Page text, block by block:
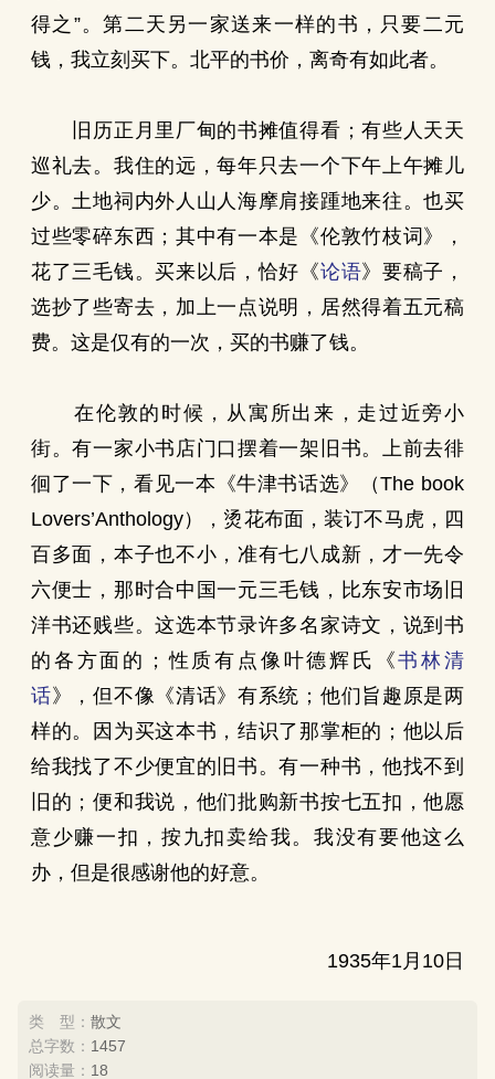
得之”。第二天另一家送来一样的书，只要二元
钱，我立刻买下。北平的书价，离奇有如此者。
旧历正月里厂甸的书摊值得看；有些人天天
巡礼去。我住的远，每年只去一个下午上午摊儿
少。土地祠内外人山人海摩肩接踵地来往。也买
过些零碎东西；其中有一本是《伦敦竹枝词》，
花了三毛钱。买来以后，恰好《论语》要稿子，
选抄了些寄去，加上一点说明，居然得着五元稿
费。这是仅有的一次，买的书赚了钱。
在伦敦的时候，从寓所出来，走过近旁小
街。有一家小书店门口摆着一架旧书。上前去徘
徊了一下，看见一本《牛津书话选》（The book
Lovers’Anthology），烫花布面，装订不马虎，四
百多面，本子也不小，准有七八成新，才一先令
六便士，那时合中国一元三毛钱，比东安市场旧
洋书还贱些。这选本节录许多名家诗文，说到书
的各方面的；性质有点像叶德辉氏《书林清
话》，但不像《清话》有系统；他们旨趣原是两
样的。因为买这本书，结识了那掌柜的；他以后
给我找了不少便宜的旧书。有一种书，他找不到
旧的；便和我说，他们批购新书按七五扣，他愿
意少赚一扣，按九扣卖给我。我没有要他这么
办，但是很感谢他的好意。
1935年1月10日
类 型： 散文
总字数： 1457
阅读量： 18